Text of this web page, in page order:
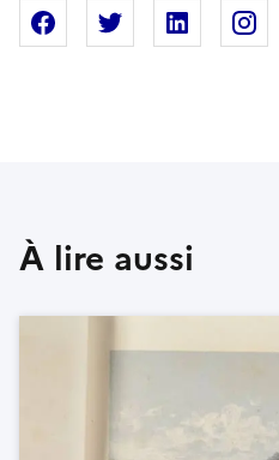
Partager sur Facebook
Partager sur X
À lire aussi